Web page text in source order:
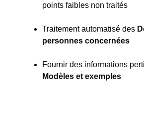
points faibles non traités
Traitement automatisé des
personnes concernées
Fournir des informations
Modèles et exemples